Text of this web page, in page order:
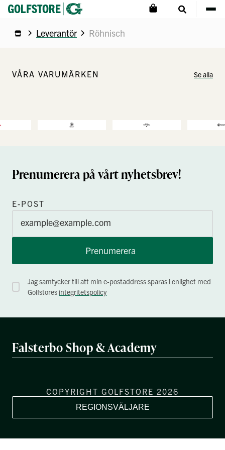
Leverantör Röhnisch
VÅRA VARUMÄRKEN Se alla
Prenumerera på vårt nyhetsbrev!
E-POST
Prenumerera
Jag samtycker till att min e-postaddress sparas i enlighet med
Golfstores integritetspolicy
Falsterbo Shop & Academy
COPYRIGHT GOLFSTORE 2026
REGIONSVÄLJARE